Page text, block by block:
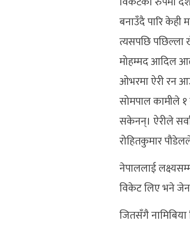
बनाउँदै पारि केही
त्यसपछि पछिल्ला
मोहम्मद आदिल
ओभरमा ऐरी रन
सोमपाल कामीले
सकेनन्। ऐरीले
रोहितकुमार
नेपाललाई
विकेट लिए भने जेन
जितसँगै